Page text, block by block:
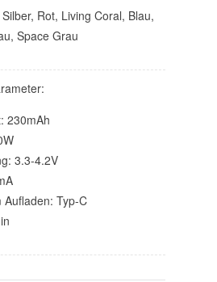
Rot, Living Coral, Blau,
Space Grau
230mAh
3.3-4.2V
Aufladen: Typ-C